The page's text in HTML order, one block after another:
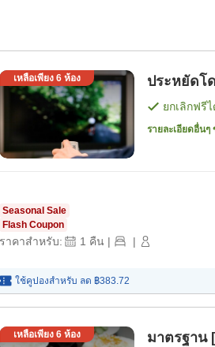
เหลือเพียง 6ห้อง ประหยัดโ
ยกเลิกฟรีไ
รายละเอียดอื่น
Seasonal Sale
Flash Coupon
ราคาสำหรับ: 1 คืน | |
ใช้คูปองสำหรับ ลด ฿383.72
เหลือเพียง 6ห้อง มาตรฐาน